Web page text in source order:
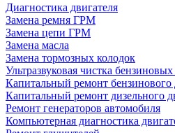
Диагностика двигателя
Замена ремня ГРМ
Замена цепи ГРМ
Замена масла
Замена тормозных колодок
Ультразвуковая чистка
Капитальный ремонт бензинового
Капитальный ремонт дизельного
Ремонт генераторов автомобиля
Компьютерная диагностика